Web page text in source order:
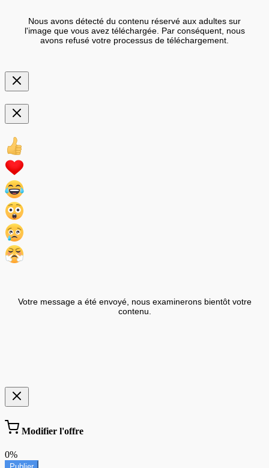
Nous avons détecté du contenu réservé aux adultes sur
l'image que vous avez téléchargée. Par conséquent, nous
avons refusé votre processus de téléchargement.
Votre message a été envoyé, nous examinerons bientôt votre
contenu.
Modifier l'offre
0%